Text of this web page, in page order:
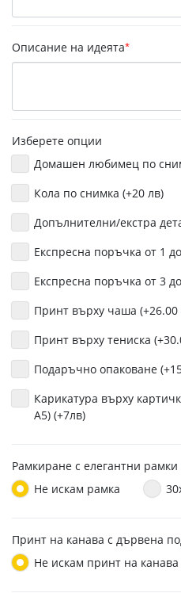
Описание на идеята*
Изберете опции
Домашен любимец по
Кола по снимка (+20 лв)
Допълнителни/екстра
Експресна поръчка от 1
Експресна поръчка от 3
Принт върху чаша (+26.00
Принт върху тениска
Подаръчно опаковане
Карикатура върху
A5) (+7лв)
Рамкиране с елегантни
Не искам рамка
Принт на канава с дървена
Не искам принт на